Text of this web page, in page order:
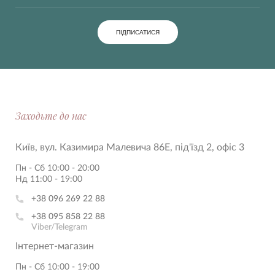
ПІДПИСАТИСЯ
Заходьте до нас
Київ, вул. Казимира Малевича 86Е, під'їзд 2, офіс 3
Пн - Сб 10:00 - 20:00
Нд 11:00 - 19:00
+38 096 269 22 88
+38 095 858 22 88
Viber/Telegram
Інтернет-магазин
Пн - Сб 10:00 - 19:00